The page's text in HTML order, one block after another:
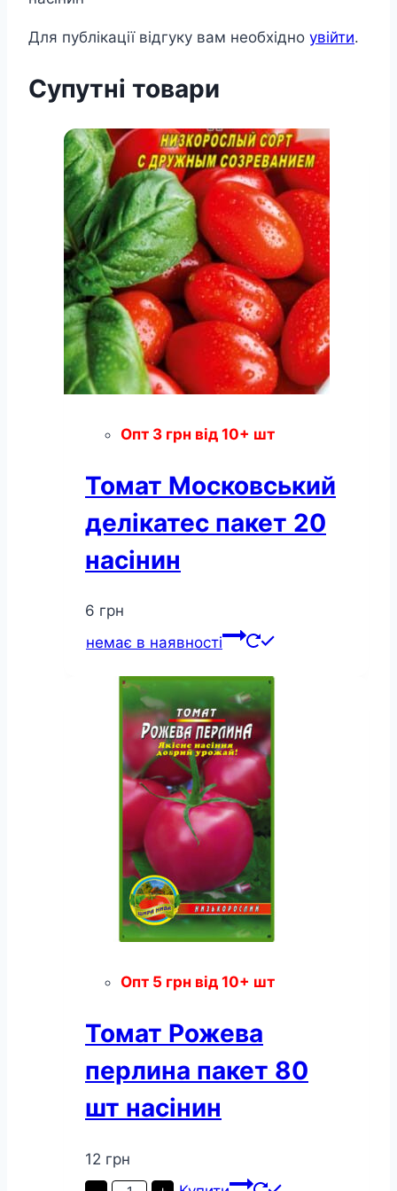
Для публікації відгуку вам необхідно увійти.
Супутні товари
Опт 3 грн від 10+ шт
Томат Московський
делікатес пакет 20
насінин
6 грн
немає в наявності
Опт 5 грн від 10+ шт
Томат Рожева
перлина пакет 80
шт наcінин
12 грн
Томат